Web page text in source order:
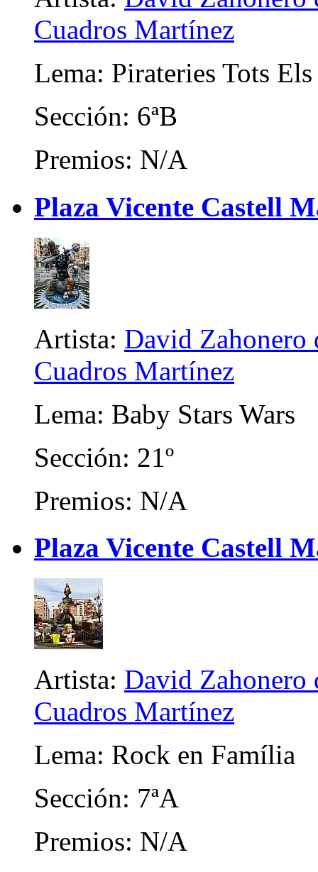
Cuadros Martínez
Lema: Pirateries Tots
Sección: 6ªB
Premios: N/A
Plaza Vicente Castell
Artista: David Zahonero
Cuadros Martínez
Lema: Baby Stars Wars
Sección: 21º
Premios: N/A
Plaza Vicente Castell
Artista: David Zahonero
Cuadros Martínez
Lema: Rock en Família
Sección: 7ªA
Premios: N/A